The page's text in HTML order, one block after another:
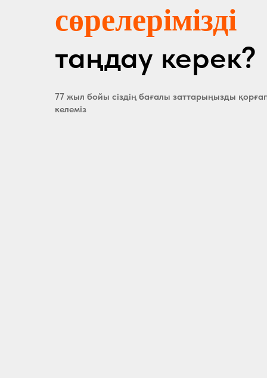
сөрелерімізді
таңдау керек?
77 жыл бойы сіздің бағалы заттарыңызды
келеміз